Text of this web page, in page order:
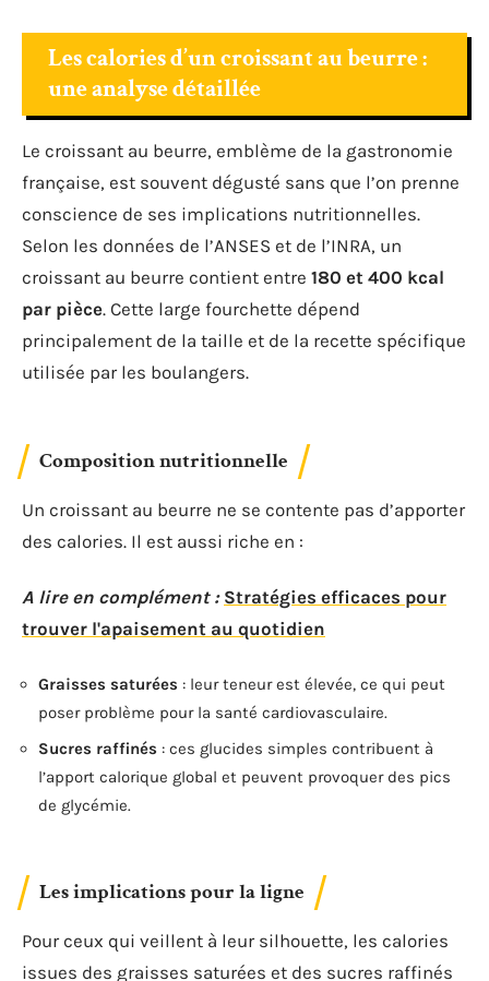
Les calories d’un croissant au beurre :
une analyse détaillée
Le croissant au beurre, emblème de la gastronomie
française, est souvent dégusté sans que l’on prenne
conscience de ses implications nutritionnelles.
Selon les données de l’ANSES et de l’INRA, un
croissant au beurre contient entre 180 et 400 kcal
par pièce. Cette large fourchette dépend
principalement de la taille et de la recette spécifique
utilisée par les boulangers.
Composition nutritionnelle
Un croissant au beurre ne se contente pas d’apporter
des calories. Il est aussi riche en :
A lire en complément : Stratégies efficaces pour
trouver l'apaisement au quotidien
Graisses saturées : leur teneur est élevée, ce qui peut
poser problème pour la santé cardiovasculaire.
Sucres raffinés : ces glucides simples contribuent à
l’apport calorique global et peuvent provoquer des pics
de glycémie.
Les implications pour la ligne
Pour ceux qui veillent à leur silhouette, les calories
issues des graisses saturées et des sucres raffinés